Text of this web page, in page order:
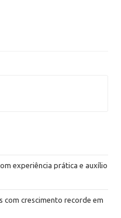
experiência prática e auxílio
com crescimento recorde em